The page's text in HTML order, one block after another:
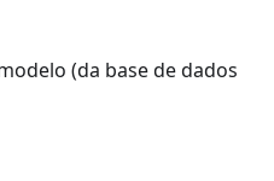
(da base de dados